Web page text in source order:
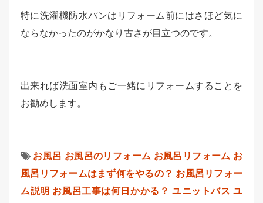
特に洗濯機防水パンはリフォーム前にはさほど気に
ならなかったのがかなり古さが目立つのです。
出来れば洗面室内もご一緒にリフォームすることを
お勧めします。
お風呂 お風呂のリフォーム お風呂リフォーム お
風呂リフォームはまず何をやるの？ お風呂リフォー
ム説明 お風呂工事は何日かかる？ ユニットバス ユ